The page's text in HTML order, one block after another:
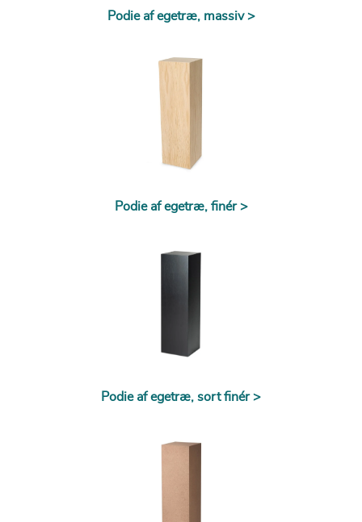
Podie af egetræ, massiv >
Podie af egetræ, finér >
Podie af egetræ, sort finér >